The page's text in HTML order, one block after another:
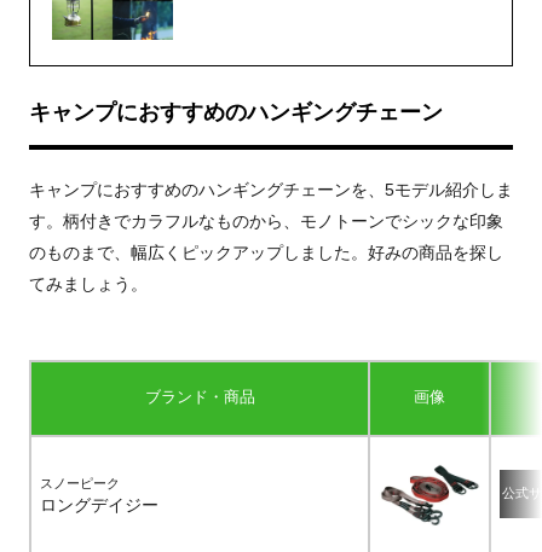
キャンプにおすすめのハンギングチェーン
キャンプにおすすめのハンギングチェーンを、5モデル紹介しま
す。柄付きでカラフルなものから、モノトーンでシックな印象
のものまで、幅広くピックアップしました。好みの商品を探し
てみましょう。
ブランド・商品 画像
スノーピーク
ロングデイジー
公式